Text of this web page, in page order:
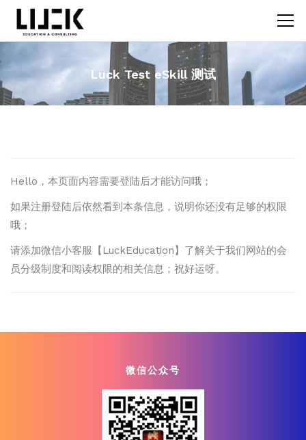
Luck Test eSkill 测试
Hello，本页面内容需要登陆后才能访问哦；
如果注册登陆后依然看到本条信息，说明你还没有足够的权限
哦；
请添加微信小客服【LuckEducation】了解关于我们网站的会
员分级制度和阅读权限的相关信息；祝好运呀。
微信公众号